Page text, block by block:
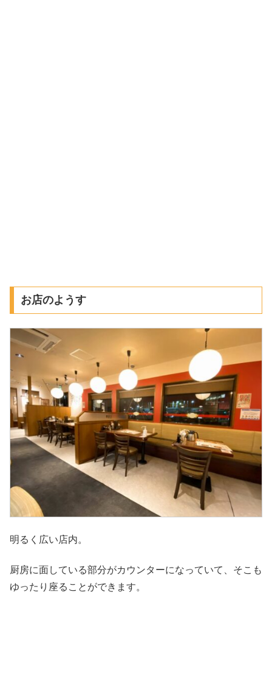
お店のようす
明るく広い店内。
厨房に面している部分がカウンターになっていて、そこも
ゆったり座ることができます。